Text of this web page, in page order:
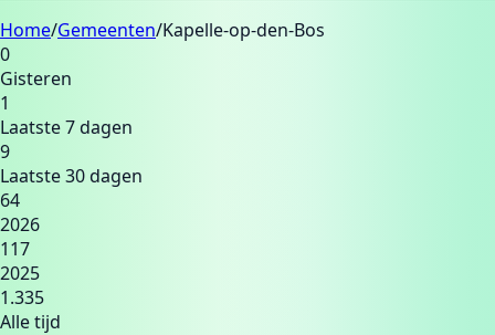
Home/Gemeenten/Kapelle-op-den-Bos
0
Gisteren
1
Laatste 7 dagen
9
Laatste 30 dagen
64
2026
117
2025
1.335
Alle tijd